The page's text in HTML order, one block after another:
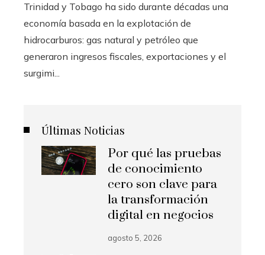
Trinidad y Tobago ha sido durante décadas una
economía basada en la explotación de
hidrocarburos: gas natural y petróleo que
generaron ingresos fiscales, exportaciones y el
surgimi...
Últimas Noticias
Por qué las pruebas
de conocimiento
cero son clave para
la transformación
digital en negocios
agosto 5, 2026